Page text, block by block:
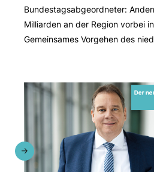
Bundestagsabgeordneter:
Milliarden an der Region vorbei
Gemeinsames Vorgehen des